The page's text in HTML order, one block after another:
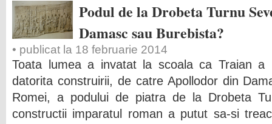
Podul de la Drobeta Turnu
Damasc sau Burebista?
• publicat la 18 februarie 2014
Toata lumea a invatat la scoala ca Traian a
datorita construirii, de catre Apollodor din
Romei, a podului de piatra de la Drobeta
constructii imparatul roman a putut sa-si